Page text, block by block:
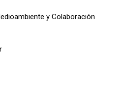
y Colaboración